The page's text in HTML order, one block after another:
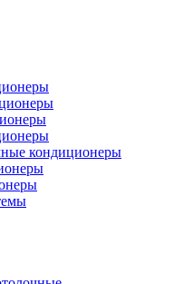
кондиционеры